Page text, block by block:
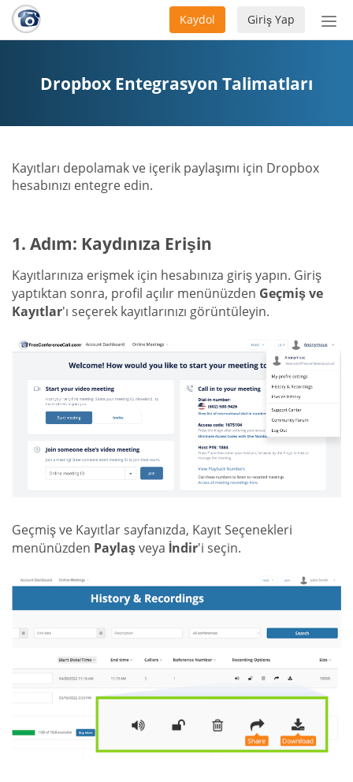
aç/
Giriş Yap
Kaydol
Dropbox Entegrasyon Talimatları
Kayıtları depolamak ve içerik paylaşımı için Dropbox
hesabınızı entegre edin.
1. Adım: Kaydınıza Erişin
Kayıtlarınıza erişmek için hesabınıza giriş yapın. Giriş
yaptıktan sonra, profil açılır menünüzden Geçmiş ve
Kayıtlar'ı seçerek kayıtlarınızı görüntüleyin.
Geçmiş ve Kayıtlar sayfanızda, Kayıt Seçenekleri
menünüzden Paylaşveya İndir'i seçin.